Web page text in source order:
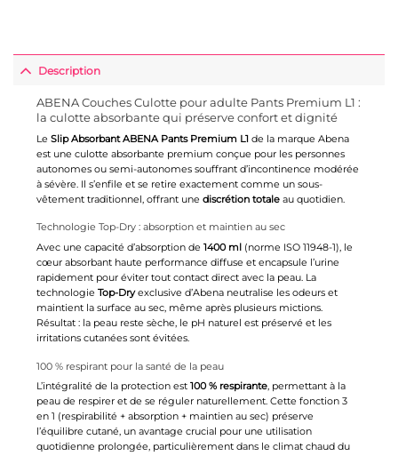
Description
ABENA Couches Culotte pour adulte Pants Premium L1 :
la culotte absorbante qui préserve confort et dignité
Le Slip Absorbant ABENA Pants Premium L1de la marque Abena
est une culotte absorbante premium conçue pour les personnes
autonomes ou semi-autonomes souffrant d’incontinence modérée
à sévère. Il s’enfile et se retire exactement comme un sous-
vêtement traditionnel, offrant une discrétion totaleau quotidien.
Technologie Top-Dry : absorption et maintien au sec
Avec une capacité d’absorption de 1400 ml(norme ISO 11948-1), le
cœur absorbant haute performance diffuse et encapsule l’urine
rapidement pour éviter tout contact direct avec la peau. La
technologie Top-Dryexclusive d’Abena neutralise les odeurs et
maintient la surface au sec, même après plusieurs mictions.
Résultat : la peau reste sèche, le pH naturel est préservé et les
irritations cutanées sont évitées.
100 % respirant pour la santé de la peau
L’intégralité de la protection est 100 % respirante, permettant à la
peau de respirer et de se réguler naturellement. Cette fonction 3
en 1 (respirabilité + absorption + maintien au sec) préserve
l’équilibre cutané, un avantage crucial pour une utilisation
quotidienne prolongée, particulièrement dans le climat chaud du